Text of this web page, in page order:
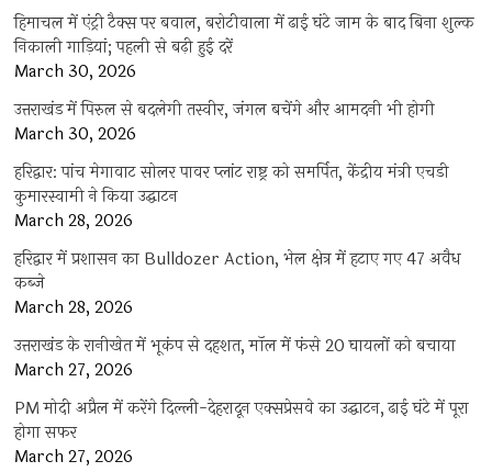
हिमाचल में एंट्री टैक्स पर बवाल, बरोटीवाला में ढाई घंटे जाम के बाद बिना शुल्क
निकाली गाड़ियां; पहली से बढ़ी हुई दरें
March 30, 2026
उत्तराखंड में पिरुल से बदलेगी तस्वीर, जंगल बचेंगे और आमदनी भी होगी
March 30, 2026
हरिद्वार: पांच मेगावाट सोलर पावर प्लांट राष्ट्र को समर्पित, केंद्रीय मंत्री एचडी
कुमारस्वामी ने किया उद्घाटन
March 28, 2026
हरिद्वार में प्रशासन का Bulldozer Action, भेल क्षेत्र में हटाए गए 47 अवैध
कब्जे
March 28, 2026
उत्तराखंड के रानीखेत में भूकंप से दहशत, मॉल में फंसे 20 घायलों को बचाया
March 27, 2026
PM मोदी अप्रैल में करेंगे दिल्ली-देहरादून एक्सप्रेसवे का उद्घाटन, ढाई घंटे में पूरा
होगा सफर
March 27, 2026